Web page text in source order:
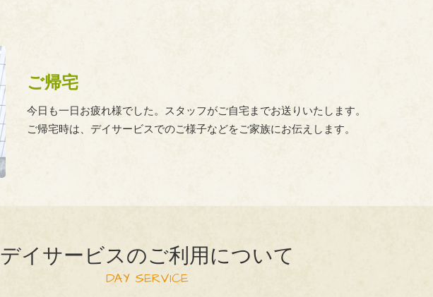
ご帰宅
今日も一日お疲れ様でした。スタッフがご自宅までお送りいたします。
ご帰宅時は、デイサービスでのご様子などをご家族にお伝えします。
デイサービスのご利用について
DAY SERVICE